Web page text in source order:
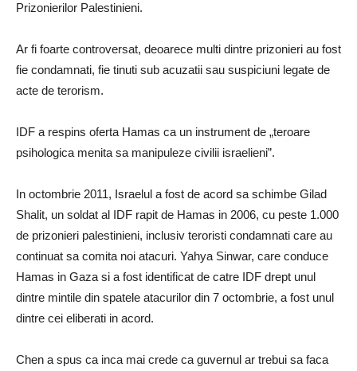
Prizonierilor Palestinieni.
Ar fi foarte controversat, deoarece multi dintre prizonieri au fost
fie condamnati, fie tinuti sub acuzatii sau suspiciuni legate de
acte de terorism.
IDF a respins oferta Hamas ca un instrument de „teroare
psihologica menita sa manipuleze civilii israelieni”.
In octombrie 2011, Israelul a fost de acord sa schimbe Gilad
Shalit, un soldat al IDF rapit de Hamas in 2006, cu peste 1.000
de prizonieri palestinieni, inclusiv teroristi condamnati care au
continuat sa comita noi atacuri. Yahya Sinwar, care conduce
Hamas in Gaza si a fost identificat de catre IDF drept unul
dintre mintile din spatele atacurilor din 7 octombrie, a fost unul
dintre cei eliberati in acord.
Chen a spus ca inca mai crede ca guvernul ar trebui sa faca